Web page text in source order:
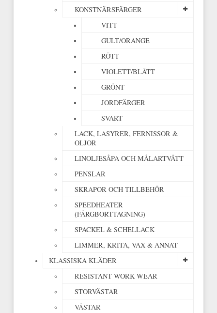
KONSTNÄRSFÄRGER
VITT
GULT/ORANGE
RÖTT
VIOLETT/BLÅTT
GRÖNT
JORDFÄRGER
SVART
LACK, LASYRER, FERNISSOR &
OLJOR
LINOLJESÅPA OCH MÅLARTVÄTT
PENSLAR
SKRAPOR OCH TILLBEHÖR
SPEEDHEATER
(FÄRGBORTTAGNING)
SPACKEL & SCHELLACK
LIMMER, KRITA, VAX & ANNAT
KLASSISKA KLÄDER
RESISTANT WORK WEAR
STORVÄSTAR
VÄSTAR